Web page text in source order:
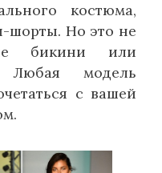
костюма,
шорты. Но это не
бикини или
Любая модель
с вашей